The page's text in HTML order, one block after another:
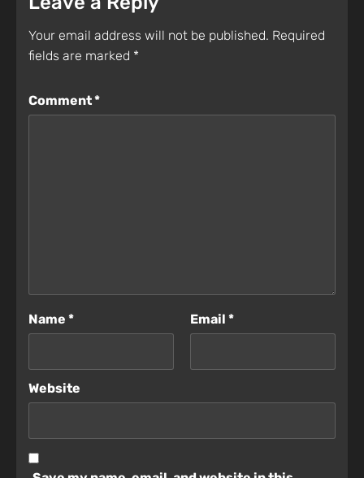
Your email address will not be published. Required
fields are marked *
Comment*
Name * Email *
Website